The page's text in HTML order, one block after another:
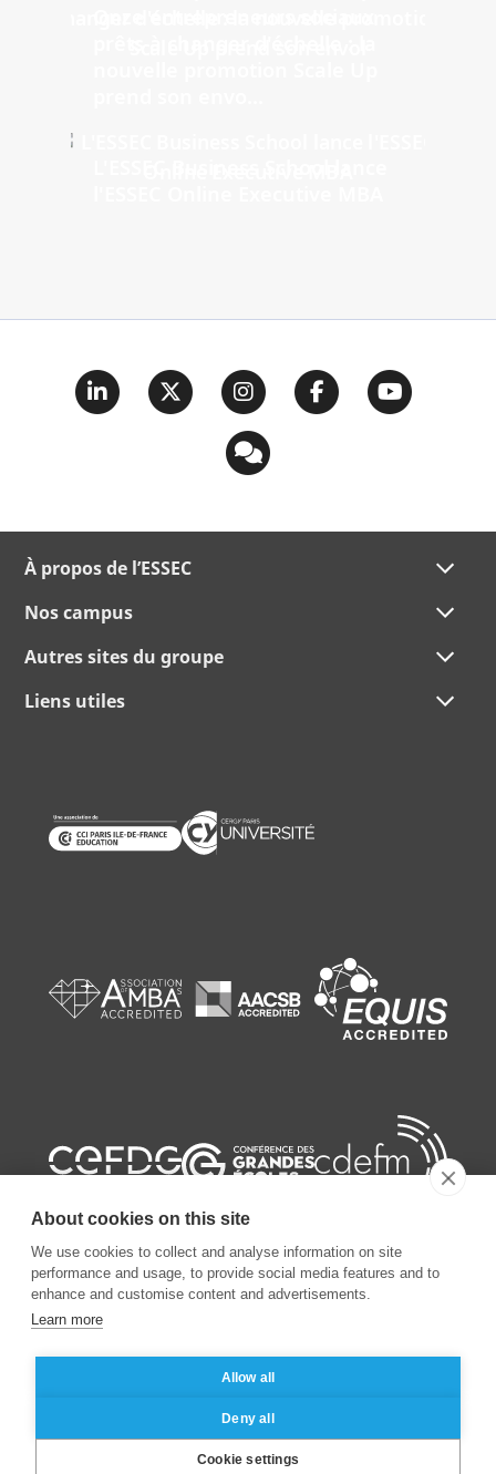
À propos de l’ESSEC
Nos campus
Autres sites du groupe
Liens utiles
©2026ESSEC Business School
Protection des données personnelles
About cookies on this site
We use cookies to collect and analyse information on site
performance and usage, to provide social media features and to
enhance and customise content and advertisements.
Learn more
Allow all
Deny all
Cookie settings